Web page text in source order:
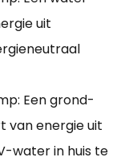
uit
Een grond-
van energie uit
water in huis te